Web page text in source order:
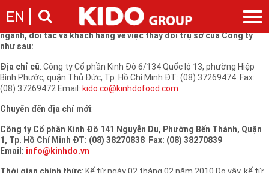
EN
Câu chuyện KIDO
Chặng đường
Ngành hàng
Ngành dầu
Ngành gia vị
Ngành bánh
Tin tức & sự kiện
Thông cáo báo chí của tập đoàn
Thông điệp
Ban điều hành
Báo cáo
Liên hệ
Kính gởi: Quý cơ quan ban ngành, đối tác và khách hàng
Công ty Cổ phần Kinh Đô trân trọng thông báo đến Quý cơ quan ban
ngành, đối tác và khách hàng về việc thay đổi trụ sở của Công ty
như sau:
Địa chỉ cũ: Công ty Cổ phần Kinh Đô 6/134 Quốc lộ 13, phường Hiệp
Bình Phước, quận Thủ Đức, Tp. Hồ Chí Minh ĐT: (08) 37269474 Fax:
(08) 37269472 Email: kido.co@kinhdofood.com
Chuyển đến địa chỉ mới:
Công ty Cổ phần Kinh Đô 141 Nguyễn Du, Phường Bến Thành, Quận
1, Tp. Hồ Chí Minh ĐT: (08) 38270838 Fax: (08) 38270839
Email: info@kinhdo.vn